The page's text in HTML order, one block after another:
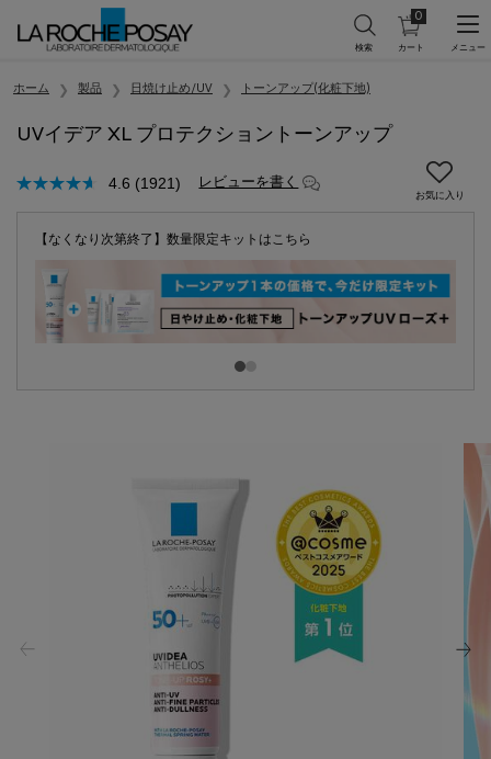
カ
ー
0
0 カート内の
ホーム 製品 日焼け止め/UV トーンアップ(化粧下地)
UVイデア XL プロテクショントーンアップ
4.6 (1921) レビューを書く
【なくなり次第終了】数量限定キットはこちら